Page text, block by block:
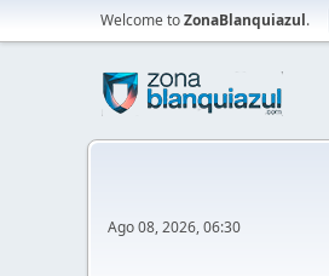
Welcome toZonaBlanquiazul.
Ago 08, 2026, 06:30